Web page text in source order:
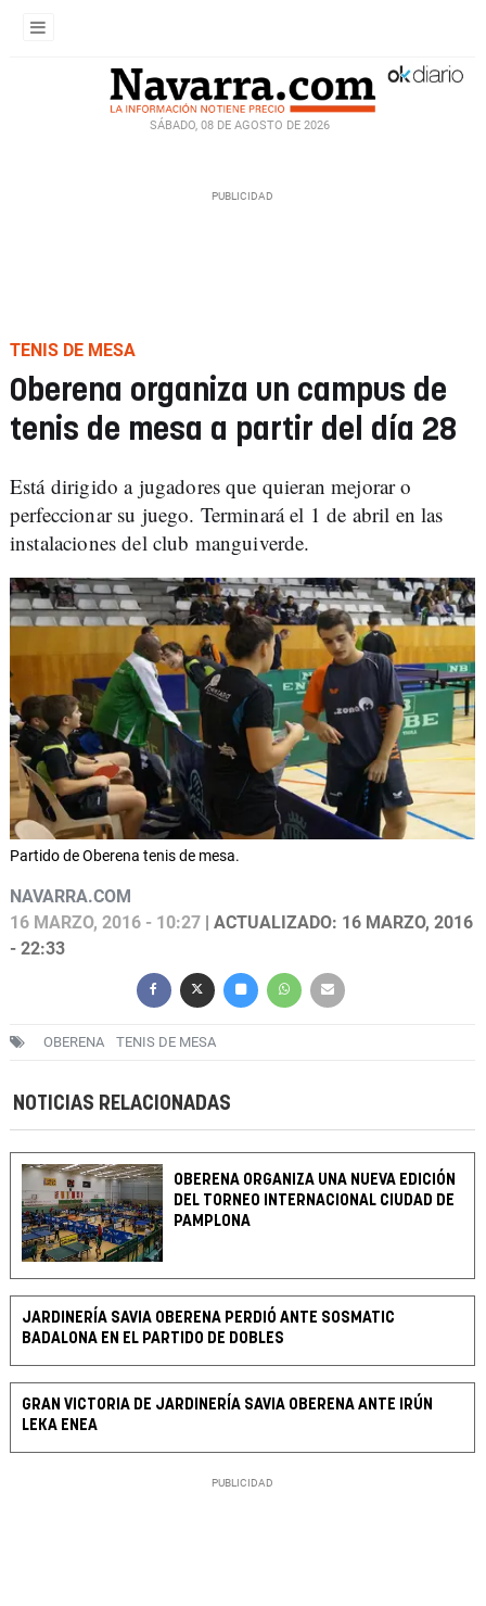
SÁBADO, 08 DE AGOSTO DE 2026
TENIS DE MESA
Oberena organiza un campus de
tenis de mesa a partir del día 28
Está dirigido a jugadores que quieran mejorar o
perfeccionar su juego. Terminará el 1 de abril en las
instalaciones del club manguiverde.
Partido de Oberena tenis de mesa.
NAVARRA.COM
16 MARZO, 2016 - 10:27 | ACTUALIZADO: 16 MARZO, 2016
- 22:33
OBERENA TENIS DE MESA
NOTICIAS RELACIONADAS
OBERENA ORGANIZA UNA NUEVA EDICIÓN
DEL TORNEO INTERNACIONAL CIUDAD DE
PAMPLONA
JARDINERÍA SAVIA OBERENA PERDIÓ ANTE SOSMATIC
BADALONA EN EL PARTIDO DE DOBLES
GRAN VICTORIA DE JARDINERÍA SAVIA OBERENA ANTE IRÚN
LEKA ENEA